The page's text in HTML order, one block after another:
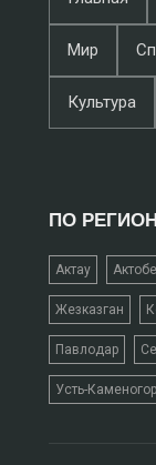
Мир
Культура
ПО
Актау Актобе
Жезказган
Павлодар
Усть-